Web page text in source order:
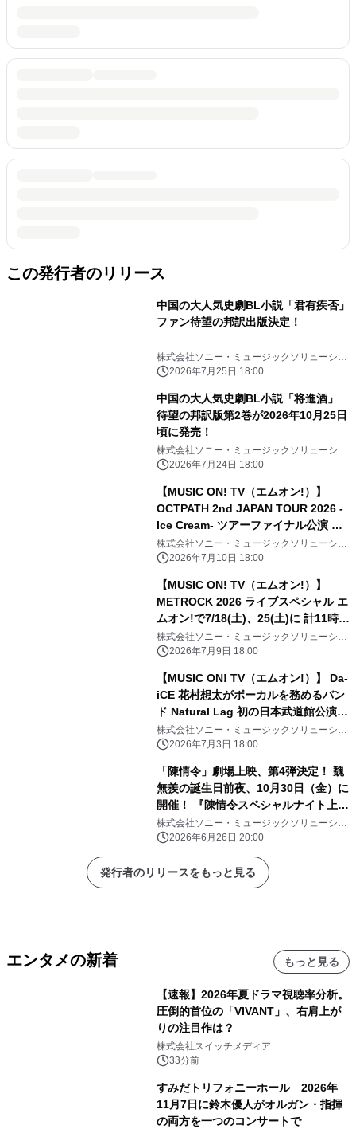
この発行者のリリース
中国の大人気史劇BL小説「君有疾否」
ファン待望の邦訳出版決定！
株式会社ソニー・ミュージックソリューショ
ンズ2026年7月25日 18:00
中国の大人気史劇BL小説「将進酒」
待望の邦訳版第2巻が2026年10月25日
頃に発売！
株式会社ソニー・ミュージックソリューショ
ンズ2026年7月24日 18:00
【MUSIC ON! TV（エムオン!）】
OCTPATH 2nd JAPAN TOUR 2026 -
Ice Cream- ツアーファイナル公演 エ
ムオン!で7/19(日)夜6時30分～独占生
中継！ 直筆サイン入りTシャツ プレゼ
ントキャンペーン実施中！
株式会社ソニー・ミュージックソリューショ
ンズ2026年7月10日 18:00
【MUSIC ON! TV（エムオン!）】
METROCK 2026 ライブスペシャル エ
ムオン!で7/18(土)、25(土)に 計11時間
にわたってテレビ独占放送！
株式会社ソニー・ミュージックソリューショ
ンズ2026年7月9日 18:00
【MUSIC ON! TV（エムオン!）】 Da-
iCE 花村想太がボーカルを務めるバン
ド Natural Lag 初の日本武道館公演へ
向けた想いに迫る！ 過去最大級ライブ
ツアー初日舞台裏にも密着！ エムオ
ン!で7/14(火)夜10時～オンエア！
株式会社ソニー・ミュージックソリューショ
ンズ2026年7月3日 18:00
「陳情令」劇場上映、第4弾決定！ 魏
無羨の誕生日前夜、10月30日（金）に
開催！ 『陳情令スペシャルナイト上映
会Ⅳ 2026』東京・大阪・名古屋にて
開催！
株式会社ソニー・ミュージックソリューショ
ンズ2026年6月26日 20:00
発行者のリリースをもっと見る
エンタメの新着 もっと見る
【速報】2026年夏ドラマ視聴率分析。
圧倒的首位の「VIVANT」、右肩上が
りの注目作は？
株式会社スイッチメディア
33分前
すみだトリフォニーホール 2026年
11月7日に鈴木優人がオルガン・指揮
の両方を一つのコンサートで